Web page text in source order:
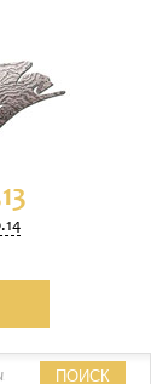
ПОИСК